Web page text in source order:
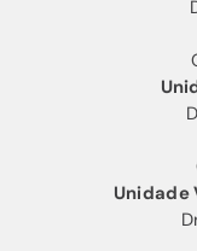
Unidade